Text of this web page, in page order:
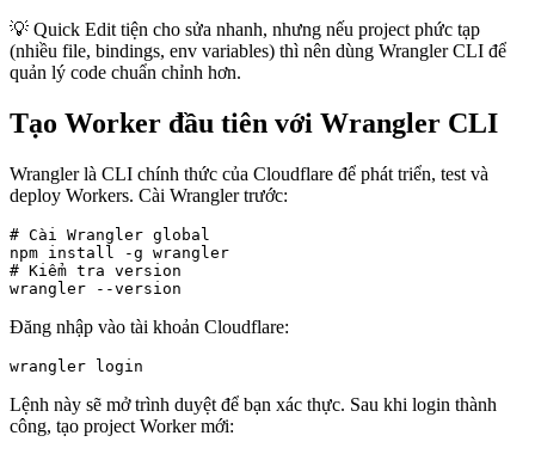
💡 Quick Edit tiện cho sửa nhanh, nhưng nếu project phức tạp
(nhiều file, bindings, env variables) thì nên dùng Wrangler CLI để
quản lý code chuẩn chỉnh hơn.
Tạo Worker đầu tiên với Wrangler CLI
Wrangler là CLI chính thức của Cloudflare để phát triển, test và
deploy Workers. Cài Wrangler trước:
# Cài Wrangler global
npm install -g wrangler
# Kiểm tra version
wrangler --version
Đăng nhập vào tài khoản Cloudflare:
wrangler login
Lệnh này sẽ mở trình duyệt để bạn xác thực. Sau khi login thành
công, tạo project Worker mới: